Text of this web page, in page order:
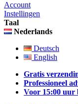
Account
Instellingen
Taal
Nederlands
Deutsch
English
Gratis
Professioneel
Voor 15:00 uur